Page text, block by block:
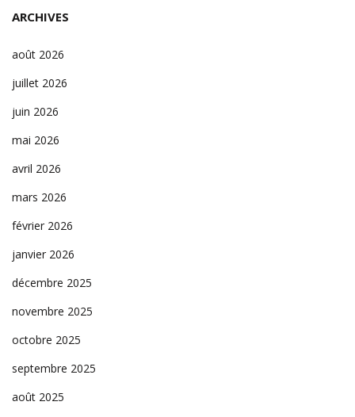
ARCHIVES
août 2026
juillet 2026
juin 2026
mai 2026
avril 2026
mars 2026
février 2026
janvier 2026
décembre 2025
novembre 2025
octobre 2025
septembre 2025
août 2025